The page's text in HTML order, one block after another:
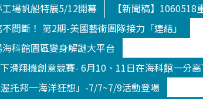
工場帆船特展5/12開幕
【新聞稿】
間斷！ 第2期-美國藝術團隊接力「連結」
科館園區變身解謎大平台
滑翔機創意競賽- 6月10、11日在海科館一分高
托邦─海洋狂想」-7/7~7/9活動登場